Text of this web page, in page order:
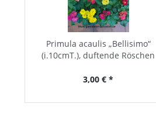
Primula acaulis „Bellisimo“
(i.10cmT.), duftende Röschen
3,00 € *